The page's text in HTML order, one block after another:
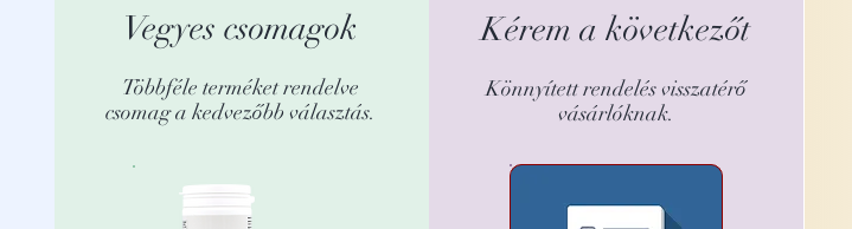
Vegyes csomagok
Többféle terméket rendelve
csomag a kedvezőbb választás.
Kérem a következőt
Könnyített rendelés visszatérő
vásárlóknak.